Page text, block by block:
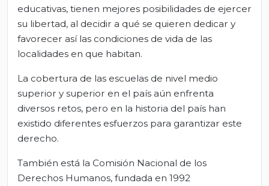
educativas, tienen mejores posibilidades de ejercer
su libertad, al decidir a qué se quieren dedicar y
favorecer así las condiciones de vida de las
localidades en que habitan.
La cobertura de las escuelas de nivel medio
superior y superior en el país aún enfrenta
diversos retos, pero en la historia del país han
existido diferentes esfuerzos para garantizar este
derecho.
También está la Comisión Nacional de los
Derechos Humanos, fundada en 1992